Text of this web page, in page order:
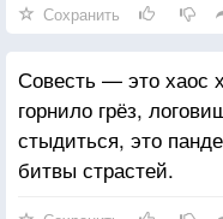
Сохранить
Совесть — это хаос
горнило грёз,
стыдиться, это
битвы страстей.